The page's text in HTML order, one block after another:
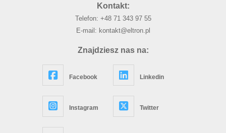
Kontakt:
Telefon: +48 71 343 97 55
E-mail: kontakt@eltron.pl
Znajdziesz nas na:
Facebook Linkedin
Instagram Twitter